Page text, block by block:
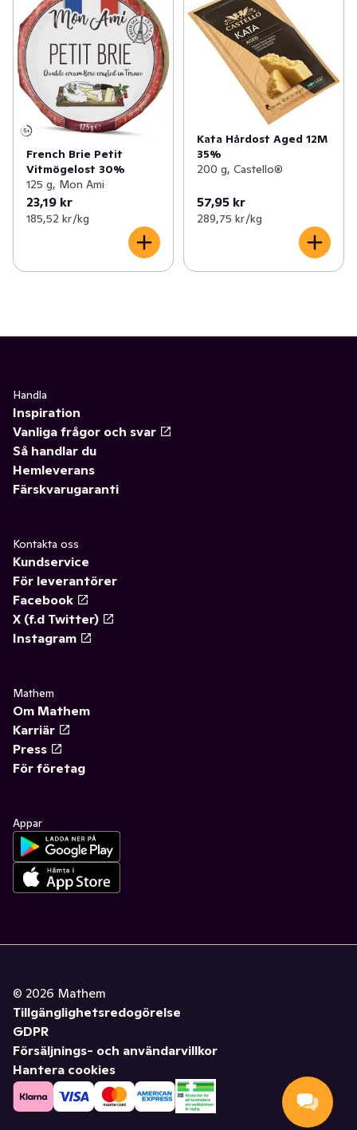
French Brie Petit
Vitmögelost 30%
125 g, Mon Ami
23,19 kr
185,52 kr /kg
Kata Hårdost Aged 12M
35%
200 g, Castello®
57,95 kr
289,75 kr /kg
Handla
Inspiration
Vanliga frågor och svar
Så handlar du
Hemleverans
Färskvarugaranti
Kontakta oss
Kundservice
För leverantörer
Facebook
X (f.d Twitter)
Instagram
Mathem
Om Mathem
Karriär
Press
För företag
Appar
© 2026 Mathem
Tillgänglighetsredogörelse
GDPR
Försäljnings- och användarvillkor
Hantera cookies